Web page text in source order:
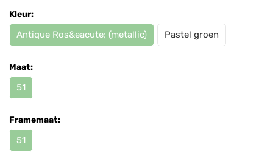
Kleur:
Antique Ros&eacute; (metallic) Pastel groen
Maat:
51
Framemaat:
51